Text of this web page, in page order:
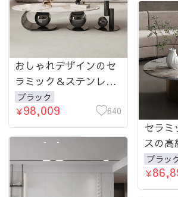
おしゃれデザインのセ
ラミック＆ステンレス
センターテーブルセッ
ト – 高級感あふれるイ
ンテリアを演出 fdl-
2597-teatable
ブラック
￥98,009 640
セラミ
スの高
ブルセ
なリ
2599-
ブラッ
￥